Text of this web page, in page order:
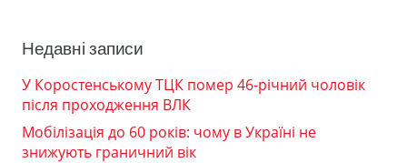
Недавні записи
У Коростенському ТЦК помер 46-річний чоловік
після проходження ВЛК
Мобілізація до 60 років: чому в Україні не
знижують граничний вік